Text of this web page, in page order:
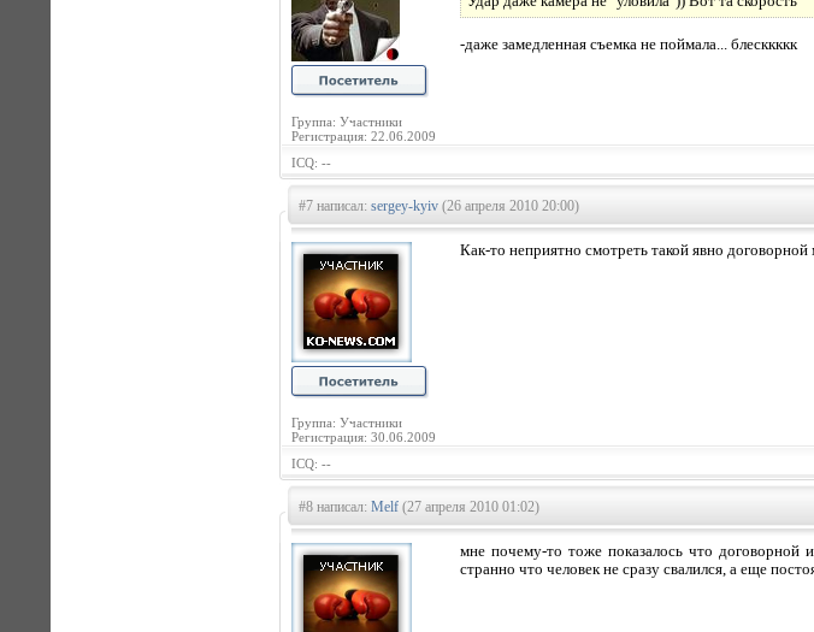
Группа: Участники
Регистрация: 22.06.2009
-даже замедленная съемка не поймала... блесккккк
ICQ: --
#7 написал: sergey-kyiv (26 апреля 2010 20:00)
Группа: Участники
Регистрация: 30.06.2009
Как-то неприятно смотреть такой явно договорной
ICQ: --
#8 написал: Melf (27 апреля 2010 01:02)
мне почему-то тоже показалось что
странно что человек не сразу свалился, а еще